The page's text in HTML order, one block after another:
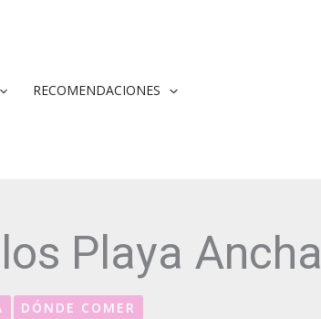
RECOMENDACIONES
Playa Ancha
DÓNDE COMER